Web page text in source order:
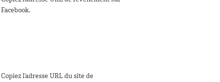
Facebook.
Copiez l’adresse URL du site de